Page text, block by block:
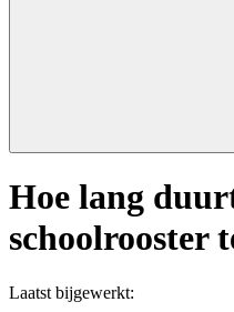
Hoe lang
schoolrooster
Laatst bijgewerkt: